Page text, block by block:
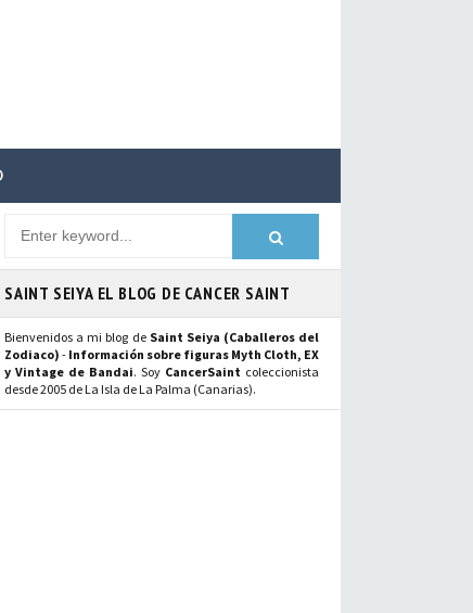
SAINT SEIYA EL BLOG DE CANCER SAINT
Bienvenidos a mi blog de Saint Seiya (Caballeros del
Zodiaco) - Información sobre figuras Myth Cloth, EX
y Vintage de Bandai. Soy CancerSaint coleccionista
desde 2005 de La Isla de La Palma (Canarias).